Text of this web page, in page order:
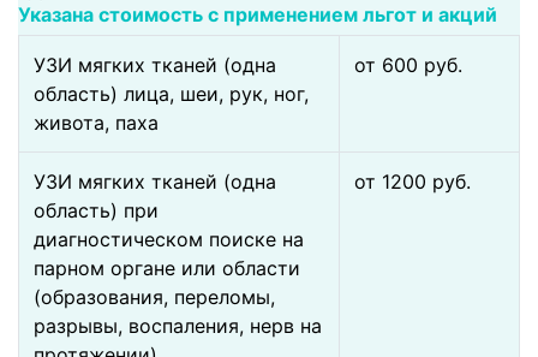
Указана стоимость с применением льгот и акций
УЗИ мягких тканей (одна
область) лица, шеи, рук, ног,
живота, паха
от 600 pуб.
УЗИ мягких тканей (одна
область) при
диагностическом поиске на
парном органе или области
(образования, переломы,
разрывы, воспаления, нерв на
от 1200 pуб.